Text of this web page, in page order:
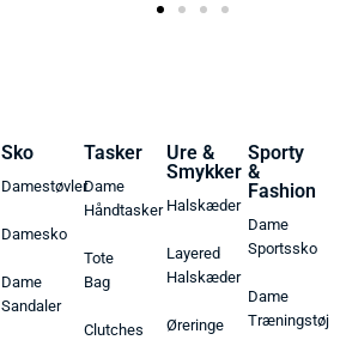
Sko
Damestøvler
Damesko
Dame
Sandaler
Tasker
Dame
Håndtasker
Tote
Bag
Clutches
Ure &
Smykker
Halskæder
Layered
Halskæder
Øreringe
Sporty
&
Fashion
Dame
Sportssko
Dame
Træningstøj